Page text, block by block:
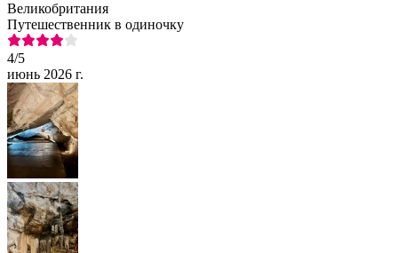
Великобритания
Путешественник в одиночку
4/5
июнь 2026 г.